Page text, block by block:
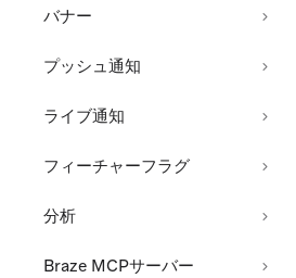
バナー
プッシュ通知
ライブ通知
フィーチャーフラグ
分析
Braze MCPサーバー